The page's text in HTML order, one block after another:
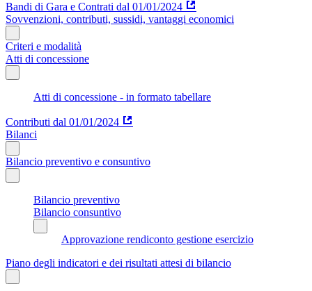
Bandi di Gara e Contrati dal 01/01/2024
Sovvenzioni, contributi, sussidi, vantaggi economici
Criteri e modalità
Atti di concessione
Atti di concessione - in formato tabellare
Contributi dal 01/01/2024
Bilanci
Bilancio preventivo e consuntivo
Bilancio preventivo
Bilancio consuntivo
Approvazione rendiconto gestione esercizio
Piano degli indicatori e dei risultati attesi di bilancio